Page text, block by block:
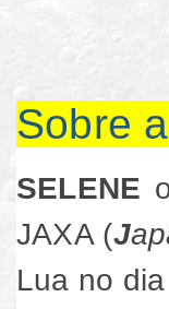
Sobre
SELENE
JAXA (J
Lua no